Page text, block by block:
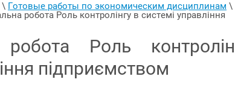
\ Готовые работы по экономическим дисциплинам
робота Роль контролінгу в системі управління
робота Роль
підприємством